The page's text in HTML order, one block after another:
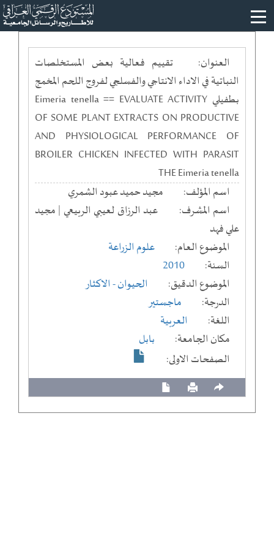
العنوان:
تقييم فعالية بعض المستخلصات
النباتية في الاداء الانتاجي والفسلجي لفروج اللحم المخمج
بطفيلي Eimeria tenella == EVALUATE ACTIVITY
OF SOME PLANT EXTRACTS ON PRODUCTIVE
AND PHYSIOLOGICAL PERFORMANCE OF
BROILER CHICKEN INFECTED WITH PARASIT
THE Eimeria tenella
اسم المؤلف:
مجيد حميد عبود الشمري
اسم المشرف:
عبد الرزاق لعيبي الربيعي | مجيد
علي فهد
الموضوع العام:
علوم الزراعة
السنة:
2010
الموضوع الدقيق:
الحيوان - الاكثار
الدرجة:
ماجستير
اللغة:
العربية
مكان الجامعة:
بابل
الصفحات الاولى: